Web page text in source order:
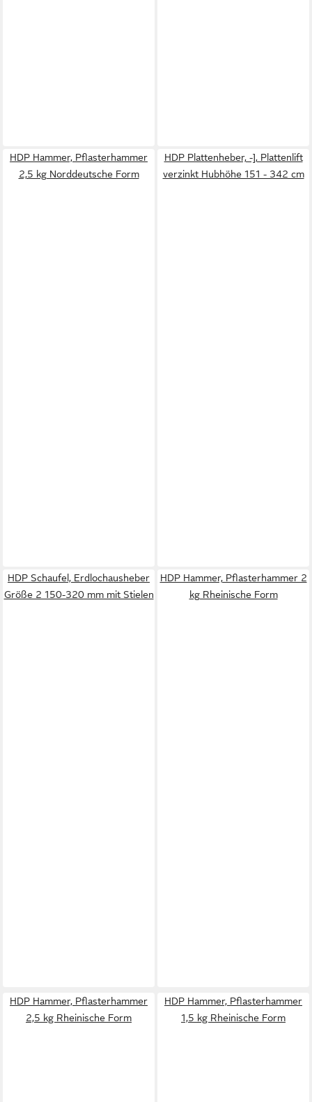
HDP Hammer, Pflasterhammer
2,5 kg Norddeutsche Form
HDP Plattenheber, -], Plattenlift
verzinkt Hubhöhe 151 - 342 cm
HDP Schaufel, Erdlochausheber
Größe 2 150-320 mm mit Stielen
HDP Hammer, Pflasterhammer 2
kg Rheinische Form
HDP Hammer, Pflasterhammer
2,5 kg Rheinische Form
HDP Hammer, Pflasterhammer
1,5 kg Rheinische Form